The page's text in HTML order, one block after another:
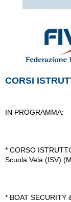
CORSI
IN PROGRAMMA:
* CORSO
Scuola Vela (ISV)
* BOAT SECURITY